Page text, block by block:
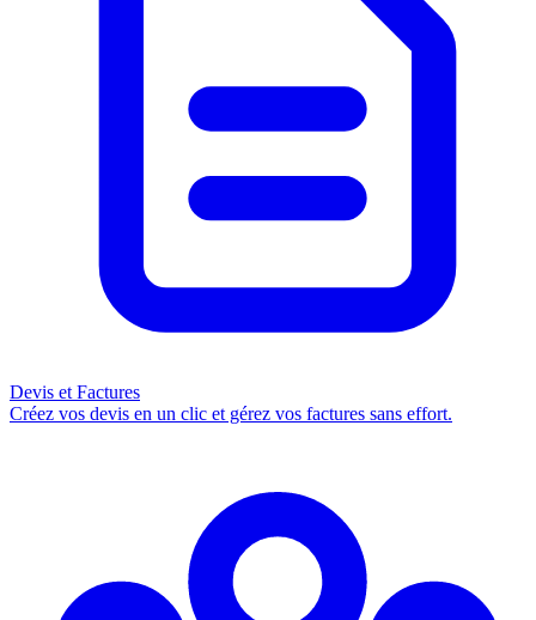
Devis et Factures
Créez vos devis en un clic et gérez vos factures sans effort.